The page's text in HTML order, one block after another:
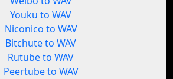
Youku to WAV
Niconico to WAV
Bitchute to WAV
Rutube to WAV
Peertube to WAV